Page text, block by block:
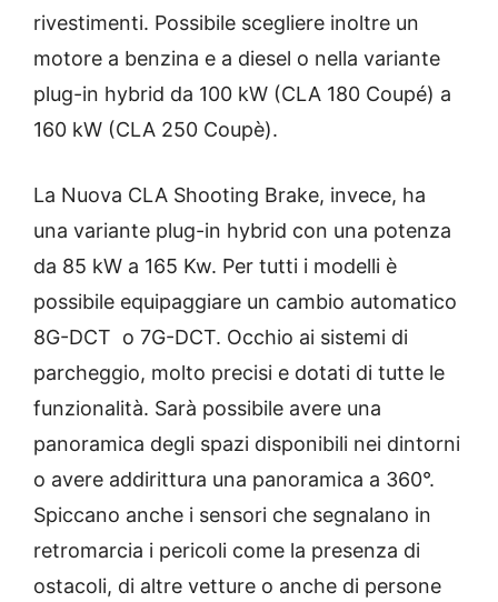
rivestimenti. Possibile scegliere inoltre un
motore a benzina e a diesel o nella variante
plug-in hybrid da 100 kW (CLA 180 Coupé) a
160 kW (CLA 250 Coupè).
La Nuova CLA Shooting Brake, invece, ha
una variante plug-in hybrid con una potenza
da 85 kW a 165 Kw. Per tutti i modelli è
possibile equipaggiare un cambio automatico
8G-DCT o 7G-DCT. Occhio ai sistemi di
parcheggio, molto precisi e dotati di tutte le
funzionalità. Sarà possibile avere una
panoramica degli spazi disponibili nei dintorni
o avere addirittura una panoramica a 360°.
Spiccano anche i sensori che segnalano in
retromarcia i pericoli come la presenza di
ostacoli, di altre vetture o anche di persone